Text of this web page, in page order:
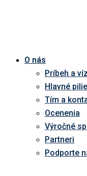
O nás
Príbeh a
Hlavné
Tím a
Ocenenia
Výročné
Partneri
Podporte